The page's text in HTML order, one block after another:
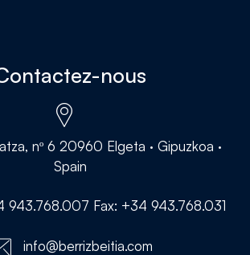
nous
nº 6 20960 Elgeta · Gipuzkoa ·
Spain
943.768.007 Fax: +34 943.768.031
info@berrizbeitia.com